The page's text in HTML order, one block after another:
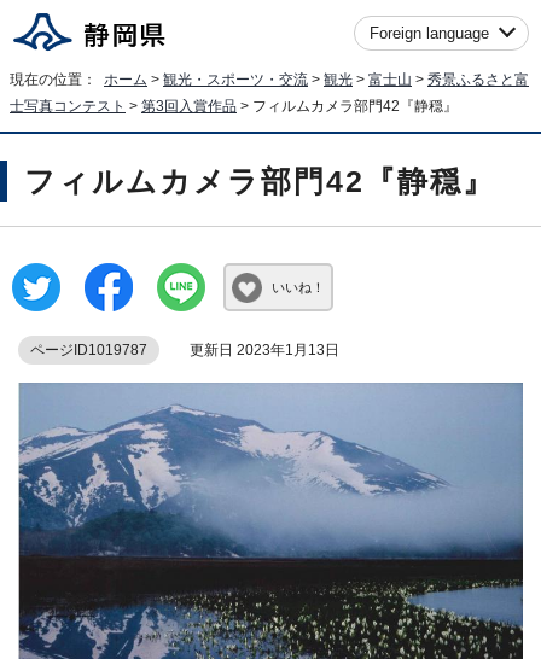
Foreign language
現在の位置： ホーム > 観光・スポーツ・交流 > 観光 > 富士山 > 秀景ふるさと富
士写真コンテスト > 第3回入賞作品 > フィルムカメラ部門42『静穏』
フィルムカメラ部門42『静穏』
いいね！
ページID1019787 更新日 2023年1月13日